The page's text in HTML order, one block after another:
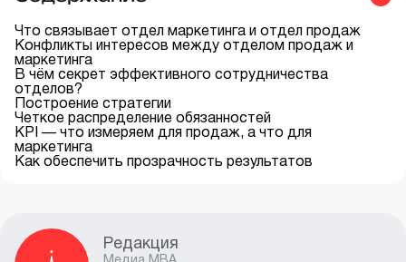
Что связывает отдел маркетинга и отдел продаж
Конфликты интересов между отделом продаж и
маркетинга
В чём секрет эффективного сотрудничества
отделов?
Построение стратегии
Четкое распределение обязанностей
KPI — что измеряем для продаж, а что для
маркетинга
Как обеспечить прозрачность результатов
Редакция